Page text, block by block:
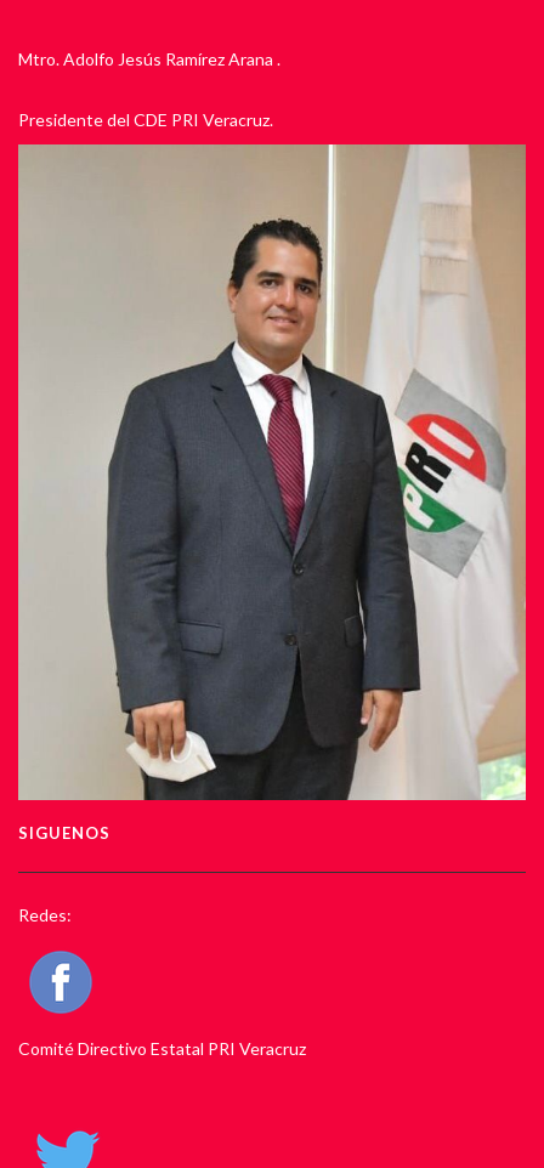
Mtro. Adolfo Jesús Ramírez Arana .
Presidente del CDE PRI Veracruz.
SIGUENOS
Redes:
Comité Directivo Estatal PRI Veracruz